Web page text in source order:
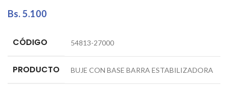
Bs.5.100
CÓDIGO 54813-27000
PRODUCTO BUJE CON BASE BARRA ESTABILIZADORA